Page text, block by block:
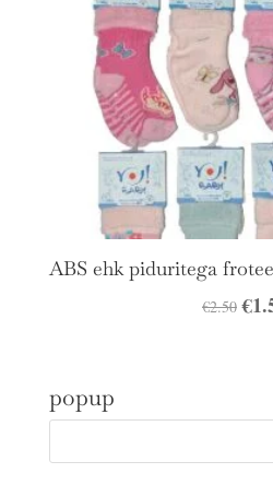
ABS ehk piduritega
€2.50 €
popup